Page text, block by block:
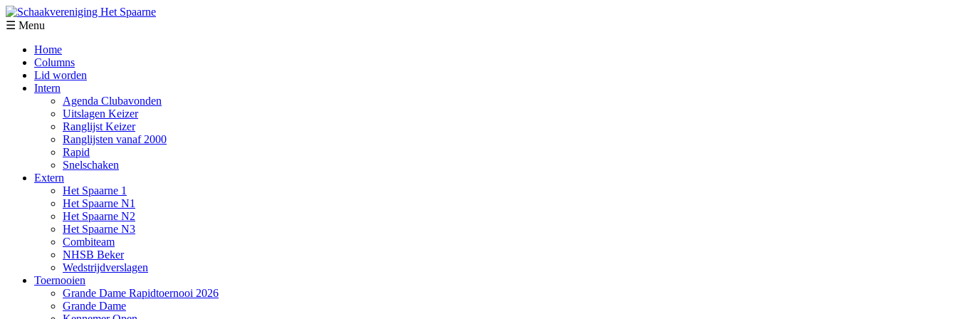
☰ Menu
Home
Columns
Lid worden
Intern
Agenda Clubavonden
Uitslagen Keizer
Ranglijst Keizer
Ranglijsten vanaf 2000
Rapid
Snelschaken
Extern
Het Spaarne 1
Het Spaarne N1
Het Spaarne N2
Het Spaarne N3
Combiteam
NHSB Beker
Wedstrijdverslagen
Toernooien
Grande Dame Rapidtoernooi 2026
Grande Dame